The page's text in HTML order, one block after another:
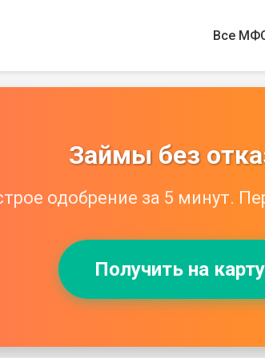
Все
Займы без
одобрение за 5 минут.
Получить на карту